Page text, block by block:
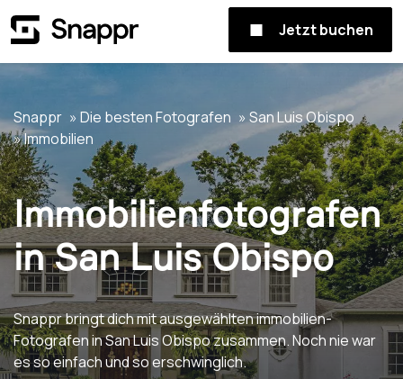
Jetzt buchen
Snappr Die besten Fotografen
San Luis Obispo
Immobilien
Immobilienfotografen
in San Luis Obispo
Snappr bringt dich mit ausgewählten immobilien-
Fotografen in San Luis Obispo zusammen. Noch nie war
es so einfach und so erschwinglich.